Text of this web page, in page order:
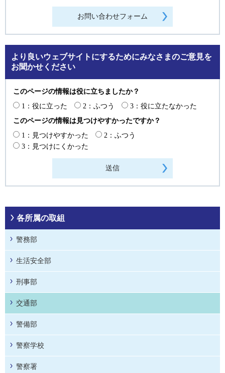
より良いウェブサイトにするためにみなさまのご意見を
お聞かせください
このページの情報は役に立ちましたか？
1：役に立った
2：ふつう
3：役に立たなかった
このページの情報は見つけやすかったですか？
1：見つけやすかった
2：ふつう
3：見つけにくかった
各所属の取組
警務部
生活安全部
刑事部
交通部
警備部
警察学校
警察署